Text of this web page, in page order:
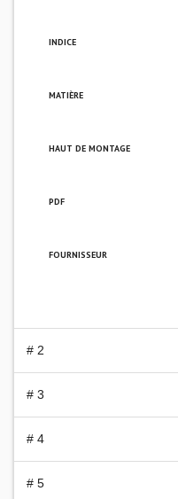
INDICE
MATIÈRE
HAUT DE MONTAGE
PDF
FOURNISSEUR
# 2
# 3
# 4
# 5